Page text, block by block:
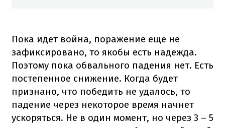
Пока идет война, поражение еще не
зафиксировано, то якобы есть надежда.
Поэтому пока обвального падения нет. Есть
постепенное снижение. Когда будет
признано, что победить не удалось, то
падение через некоторое время начнет
ускоряться. Не в один момент, но через 3 – 5